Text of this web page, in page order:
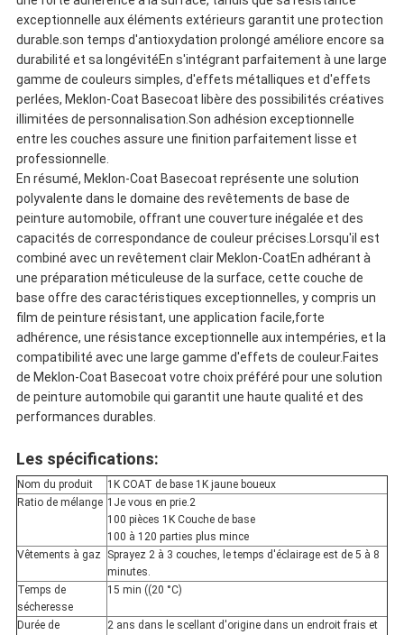
exceptionnelle aux éléments extérieurs garantit une protection
durable.son temps d'antioxydation prolongé améliore encore sa
durabilité et sa longévitéEn s'intégrant parfaitement à une large
gamme de couleurs simples, d'effets métalliques et d'effets
perlées, Meklon-Coat Basecoat libère des possibilités créatives
illimitées de personnalisation.Son adhésion exceptionnelle
entre les couches assure une finition parfaitement lisse et
professionnelle.
En résumé, Meklon-Coat Basecoat représente une solution
polyvalente dans le domaine des revêtements de base de
peinture automobile, offrant une couverture inégalée et des
capacités de correspondance de couleur précises.Lorsqu'il est
combiné avec un revêtement clair Meklon-CoatEn adhérant à
une préparation méticuleuse de la surface, cette couche de
base offre des caractéristiques exceptionnelles, y compris un
film de peinture résistant, une application facile,forte
adhérence, une résistance exceptionnelle aux intempéries, et la
compatibilité avec une large gamme d'effets de couleur.Faites
de Meklon-Coat Basecoat votre choix préféré pour une solution
de peinture automobile qui garantit une haute qualité et des
performances durables.
Les spécifications:
Nom du produit
1K COAT de base 1K jaune boueux
Ratio de mélange 1Je vous en prie.2
100 pièces 1K Couche de base
100 à 120 parties plus mince
Vêtements à gaz Sprayez 2 à 3 couches, le temps d'éclairage est de 5 à 8
minutes.
Temps de
sécheresse
15 min ((20 °C)
Durée de
2 ans dans le scellant d'origine dans un endroit frais et